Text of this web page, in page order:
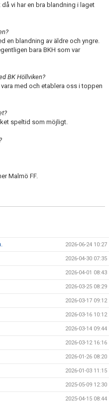
vi har en bra blandning i laget
en blandning av äldre och yngre.
bara BKH som var
BK Höllviken?
med och etablera oss i toppen
speltid som möjligt.
Malmö FF.
2026-06-24 10:27
2026-04-30 07:35
2026-04-01 08:43
2026-03-25 08:29
2026-03-17 09:12
2026-03-16 10:12
2026-03-14 09:44
2026-03-12 16:16
2026-01-26 08:20
2026-01-03 11:15
2025-05-09 12:30
2025-04-15 08:44